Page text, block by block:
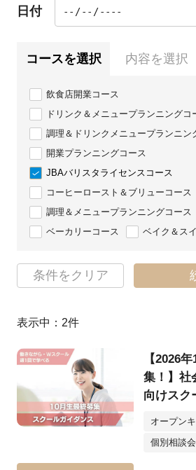
日付
コースを選択 内容を選択
飲食店開業コース
ドリンク＆メニュープランニングコ
調理＆ドリンクメニュープランニン
開業プランニングコース
JBAバリスタライセンスコース
コーヒーロースト＆ブリューコース
調理＆メニュープランニングコース
ベーカリーコース
ベイク＆ス
条件をクリア
表示中： 2件
【2026
集！】社
向けスク
オープン
個別相談会